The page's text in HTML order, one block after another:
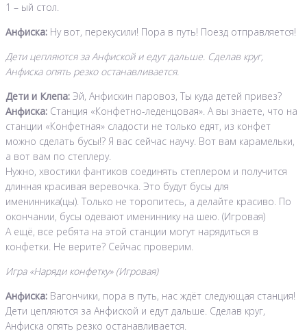
1 – ый стол.
Анфиска: Ну вот, перекусили! Пора в путь! Поезд отправляется!
Дети цепляются за Анфиской и едут дальше. Сделав круг,
Анфиска опять резко останавливается.
Дети и Клепа: Эй, Анфискин паровоз, Ты куда детей привез?
Анфиска: Станция «Конфетно-леденцовая». А вы знаете, что на
станции «Конфетная» сладости не только едят, из конфет
можно сделать бусы!? Я вас сейчас научу. Вот вам карамельки,
а вот вам по степлеру.
Нужно, хвостики фантиков соединять степлером и получится
длинная красивая веревочка. Это будут бусы для
именинника(цы). Только не торопитесь, а делайте красиво. По
окончании, бусы одевают имениннику на шею. (Игровая)
А ещё, все ребята на этой станции могут нарядиться в
конфетки. Не верите? Сейчас проверим.
Игра «Наряди конфетку» (Игровая)
Анфиска: Вагончики, пора в путь, нас ждёт следующая станция!
Дети цепляются за Анфиской и едут дальше. Сделав круг,
Анфиска опять резко останавливается.